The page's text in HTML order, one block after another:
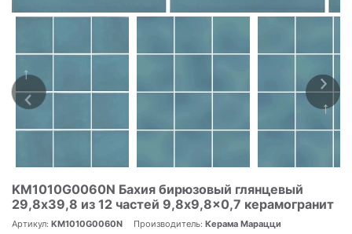
KM1010G0060N Бахия бирюзовый глянцевый
29,8х39,8 из 12 частей 9,8x9,8x0,7 керамогранит
Артикул: KM1010G0060N Производитель: Керама Марацци